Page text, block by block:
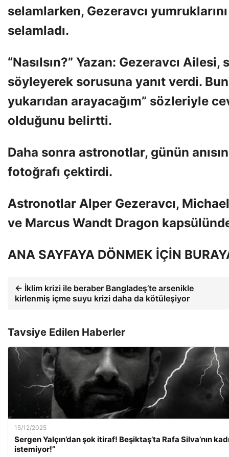
selamlarken, Gezeravcı
selamladı.
“Nasılsın?” Yazan: Gezeravcı
söyleyerek sorusuna yanıt verdi.
yukarıdan arayacağım” sözleriyle
olduğunu belirtti.
Daha sonra astronotlar, günün
fotoğrafı çektirdi.
Astronotlar Alper Gezeravcı,
ve Marcus Wandt Dragon
ANA SAYFAYA DÖNMEK İÇİN
← İklim krizi ile beraber Bangladeş’te arsenikle
kirlenmiş içme suyu krizi daha da kötüleşiyor
Tavsiye Edilen Haberler
15/12/2025
Sergen Yalçın’dan şok itiraf! Beşiktaş’ta Rafa Silva’nın
istemiyor!”